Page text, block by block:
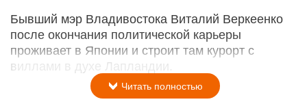
Бывший мэр Владивостока Виталий Веркеенко
после окончания политической карьеры
проживает в Японии и строит там курорт с
виллами в духе Лапландии.
Читать полностью